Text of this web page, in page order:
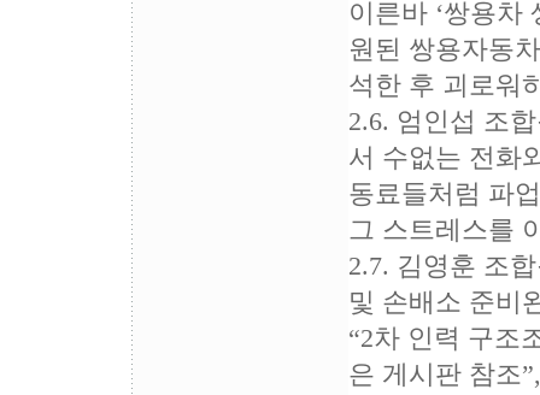
이른바 ‘쌍용차
원된 쌍용자동
석한 후 괴로워
2.6. 엄인섭 조
서 수없는 전화
동료들처럼 파
그 스트레스를
2.7. 김영훈 조
및 손배소 준비
“2차 인력 구조
은 게시판 참조